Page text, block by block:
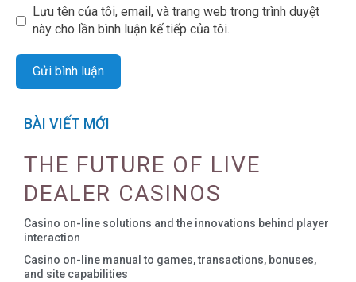
Lưu tên của tôi, email, và trang web trong trình duyệt
này cho lần bình luận kế tiếp của tôi.
BÀI VIẾT MỚI
THE FUTURE OF LIVE
DEALER CASINOS
Casino on-line solutions and the innovations behind player
interaction
Casino on-line manual to games, transactions, bonuses,
and site capabilities